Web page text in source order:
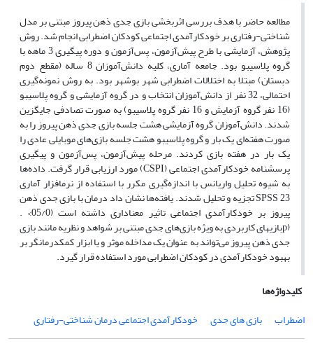
مطالعه حاضر با هدف بررسی اثربخشی بازی جدی ذهن پیروز مبتنی بر مدل
شناختی-رفتاری بر خودکارآمدی اجتماعی کودکان اضطرابی انجام شد. روش
پژوهش، آزمایشی با طرح پیش‌آزمون، پس‌آزمون و دوره پیگیری 3 ماهه با
گروه پلاسیبو بود. جامعه آماری، کلیه دانش‌آموزان 8 ساله (مقطع دوم
دبستان) مبتلا به اختلالات اضطرابی شهر بوشهر بود. به روش نمونه‌گیری
احتمالی، 32 نفر از دانش‌آموزان انتخاب و در گروه آزمایشی و گروه پلاسیبو
(16 نفر گروه آزمایش و 16 نفر گروه پلاسیبو) به صورت تصادفی جایگزین
شدند. دانش‌آموزان گروه آزمایشی هشت جلسه بازی جدی ذهن پیروز را به
صورت هفته‌ای یک بار و گروه پلاسیبو هشت جلسه بازی‌های موبایلی عادی را
یک بار در هفته بازی کردند. مرحله پیش‌آزمون، پس‌آزمون و پیگیری
پرسشنامه خودکارآمدی اجتماعی (CSPI) مورد ارزیابی قرار گرفت. داده‌ها
به شیوه تحلیل واریانس با اندازه‌گیری مکرر با استفاده از نرمافزار آماری
SPSS 23 تجزیه و تحلیل شدند. یافته‌ها نشان داد درمان با بازی جدی ذهن
پیروز بر خودکارآمدی اجتماعی تاثیر معناداری داشته است (05/0> .
(pبازیهای کاربردی به ویژه بازی‌های جدی مبتنی بر شواهد و نظریه مانند بازی
جدی ذهن پیروز می‌تواند به عنوان یک مداخله موثر و یا ابزار کمکدرمانگر بر
بهبود خودکارآمدی در کودکان اضطرابی مورد استفاده قرار گیرد.
کلیدواژه‌ها
اضطراب
بازی های جدی خودکارآمدی اجتماعی درمان شناختی-رفتاری